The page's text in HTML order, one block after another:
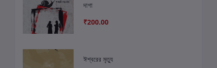
দাগা
₹200.00
ঈশ্বরের মৃত্যু